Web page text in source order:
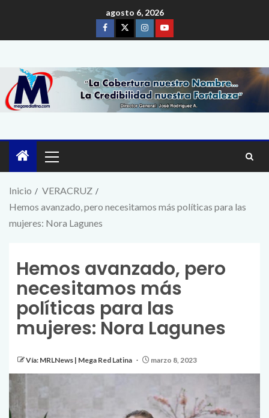
agosto 6, 2026
Inicio
VERACRUZ
Hemos avanzado, pero necesitamos más políticas para las
mujeres: Nora Lagunes
Hemos avanzado, pero
necesitamos más
políticas para las
mujeres: Nora Lagunes
Vía: MRLNews | Mega Red Latina marzo 8, 2023